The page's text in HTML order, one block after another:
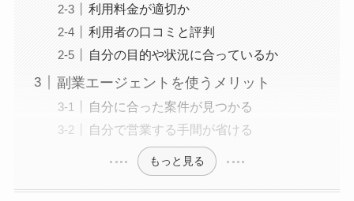
利用料金が適切か
利用者の口コミと評判
自分の目的や状況に合っているか
副業エージェントを使うメリット
自分に合った案件が見つかる
自分で営業する手間が省ける
もっと見る